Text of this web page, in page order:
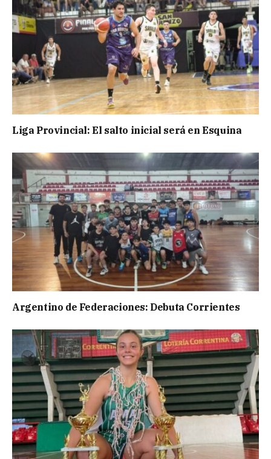
Liga Provincial: El salto inicial será en Esquina
Argentino de Federaciones: Debuta Corrientes